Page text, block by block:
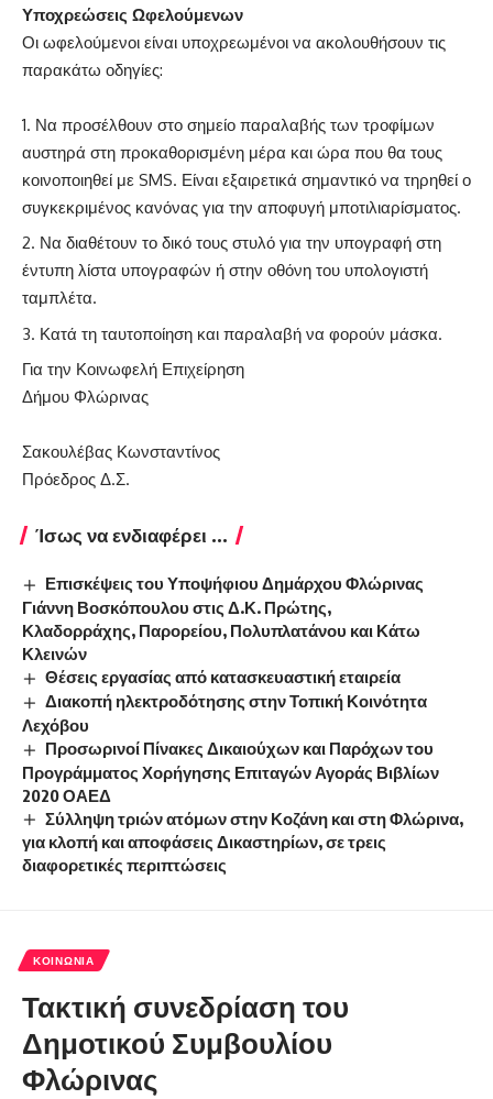
Υποχρεώσεις Ωφελούμενων
Οι ωφελούμενοι είναι υποχρεωμένοι να ακολουθήσουν τις
παρακάτω οδηγίες:
Να προσέλθουν στο σημείο παραλαβής των τροφίμων
αυστηρά στη προκαθορισμένη μέρα και ώρα που θα τους
κοινοποιηθεί με SMS. Είναι εξαιρετικά σημαντικό να τηρηθεί ο
συγκεκριμένος κανόνας για την αποφυγή μποτιλιαρίσματος.
Να διαθέτουν το δικό τους στυλό για την υπογραφή στη
έντυπη λίστα υπογραφών ή στην οθόνη του υπολογιστή
ταμπλέτα.
Κατά τη ταυτοποίηση και παραλαβή να φορούν μάσκα.
Για την Κοινωφελή Επιχείρηση
Δήμου Φλώρινας
Σακουλέβας Κωνσταντίνος
Πρόεδρος Δ.Σ.
Ίσως να ενδιαφέρει ...
Επισκέψεις του Υποψήφιου Δημάρχου Φλώρινας
Γιάννη Βοσκόπουλου στις Δ.Κ. Πρώτης,
Κλαδορράχης, Παρορείου, Πολυπλατάνου και Κάτω
Κλεινών
Θέσεις εργασίας από κατασκευαστική εταιρεία
Διακοπή ηλεκτροδότησης στην Τοπική Κοινότητα
Λεχόβου
Προσωρινοί Πίνακες Δικαιούχων και Παρόχων του
Προγράμματος Χορήγησης Επιταγών Αγοράς Βιβλίων
2020 ΟΑΕΔ
Σύλληψη τριών ατόμων στην Κοζάνη και στη Φλώρινα,
για κλοπή και αποφάσεις Δικαστηρίων, σε τρεις
διαφορετικές περιπτώσεις
ΚΟΙΝΩΝΊΑ
Τακτική συνεδρίαση του
Δημοτικού Συμβουλίου
Φλώρινας